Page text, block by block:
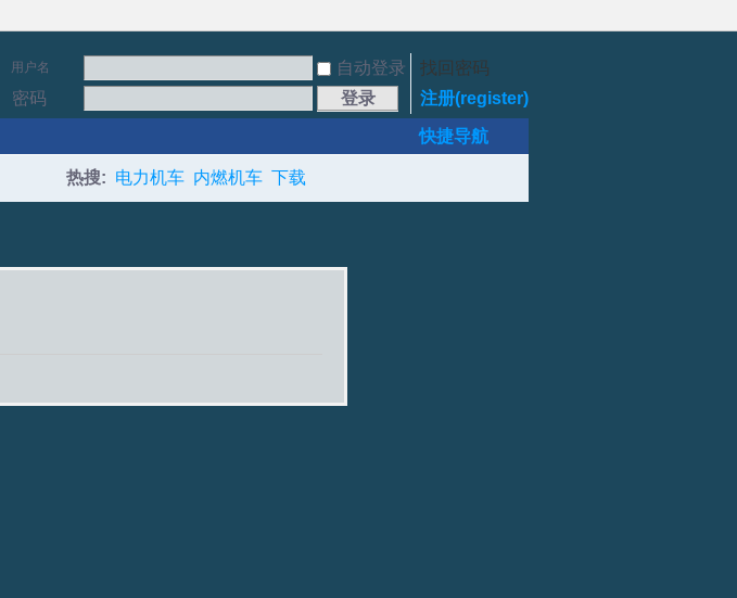
用户名 自动登录
找回密码
密码
登录 注册(register)
快捷导航
热搜: 电力机车 内燃机车 下载